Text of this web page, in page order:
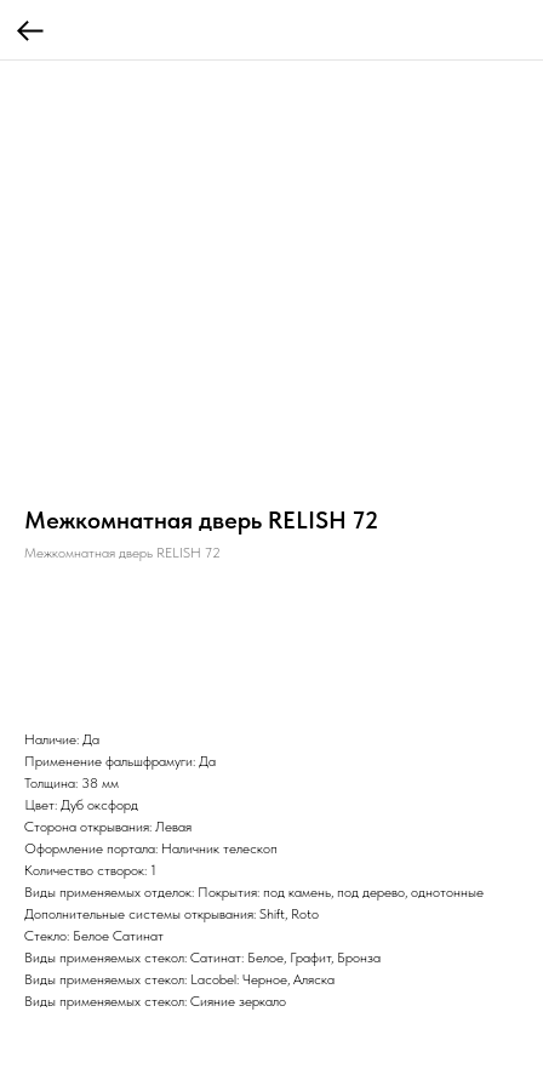
Межкомнатная дверь RELISH 72
Межкомнатная дверь RELISH 72
Наличие: Да
Применение фальшфрамуги: Да
Толщина: 38 мм
Цвет: Дуб оксфорд
Сторона открывания: Левая
Оформление портала: Наличник телескоп
Количество створок: 1
Виды применяемых отделок: Покрытия: под камень, под дерево, однотонные
Дополнительные системы открывания: Shift, Roto
Стекло: Белое Сатинат
Виды применяемых стекол: Сатинат: Белое, Графит, Бронза
Виды применяемых стекол: Lacobel: Черное, Аляска
Виды применяемых стекол: Сияние зеркало